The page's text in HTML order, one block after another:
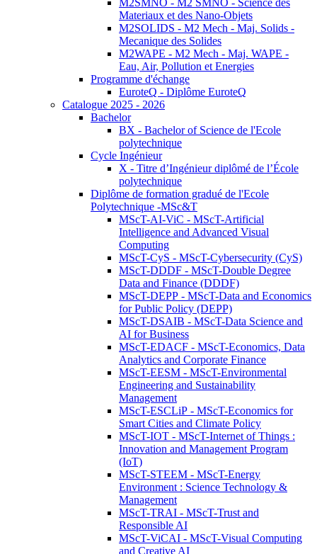
M2SMNO - M2 SMNO - Science des
Materiaux et des Nano-Objets
M2SOLIDS - M2 Mech - Maj. Solids -
Mecanique des Solides
M2WAPE - M2 Mech - Maj. WAPE -
Eau, Air, Pollution et Energies
Programme d'échange
EuroteQ - Diplôme EuroteQ
Catalogue 2025 - 2026
Bachelor
BX - Bachelor of Science de l'Ecole
polytechnique
Cycle Ingénieur
X - Titre d’Ingénieur diplômé de l’École
polytechnique
Diplôme de formation gradué de l'Ecole
Polytechnique -MSc&T
MScT-AI-ViC - MScT-Artificial
Intelligence and Advanced Visual
Computing
MScT-CyS - MScT-Cybersecurity (CyS)
MScT-DDDF - MScT-Double Degree
Data and Finance (DDDF)
MScT-DEPP - MScT-Data and Economics
for Public Policy (DEPP)
MScT-DSAIB - MScT-Data Science and
AI for Business
MScT-EDACF - MScT-Economics, Data
Analytics and Corporate Finance
MScT-EESM - MScT-Environmental
Engineering and Sustainability
Management
MScT-ESCLiP - MScT-Economics for
Smart Cities and Climate Policy
MScT-IOT - MScT-Internet of Things :
Innovation and Management Program
(IoT)
MScT-STEEM - MScT-Energy
Environment : Science Technology &
Management
MScT-TRAI - MScT-Trust and
Responsible AI
MScT-ViCAI - MScT-Visual Computing
and Creative AI